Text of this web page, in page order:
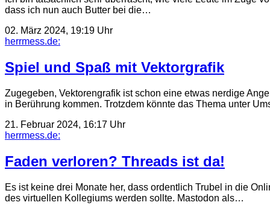
dass ich nun auch Butter bei die…
02. März 2024, 19:19 Uhr
herrmess.de:
Spiel und Spaß mit Vektorgrafik
Zugegeben, Vektorengrafik ist schon eine etwas nerdige
in Berührung kommen. Trotzdem könnte das Thema unter
21. Februar 2024, 16:17 Uhr
herrmess.de:
Faden verloren? Threads ist da!
Es ist keine drei Monate her, dass ordentlich Trubel in die
des virtuellen Kollegiums werden sollte. Mastodon als…